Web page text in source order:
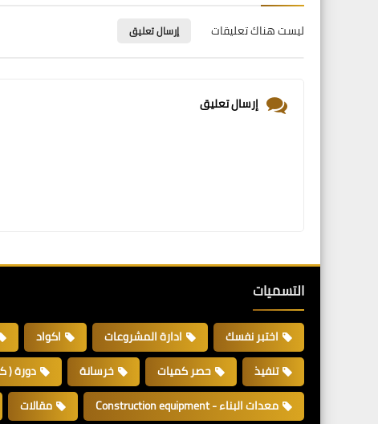
ليست هناك تعليقات إرسال تعليق
إرسال تعليق
التسميات
اختبر نفسك ادارة المشروعات اكواد
تنفيذ
حصر كميات خرسانة دورة (
معدات البناء - Construction equipment
مقالات